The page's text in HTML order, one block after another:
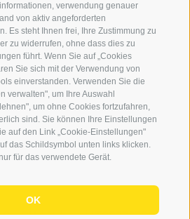
verwendung genauer
von aktiv angeforderten
Es steht Ihnen frei, Ihre Zustimmung zu
zu widerrufen, ohne dass dies zu
führt. Wenn Sie auf „Cookies
Sie sich mit der Verwendung von
einverstanden. Verwenden Sie die
verwalten", um Ihre Auswahl
um ohne Cookies fortzufahren,
sind. Sie können Ihre Einstellungen
auf den Link „Cookie-Einstellungen"
das Schildsymbol unten links klicken.
für das verwendete Gerät.
OK
| it | en | IT02778720215